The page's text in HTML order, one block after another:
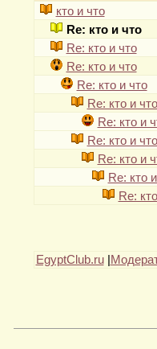
кто и что
Re: кто и что
Re: кто и что
Re: кто и что
Re: кто и что
Re: кто и что
Re: кто и
Re: кто и что
Re: кто и
Re: кто
Re:
EgyptClub.ru|